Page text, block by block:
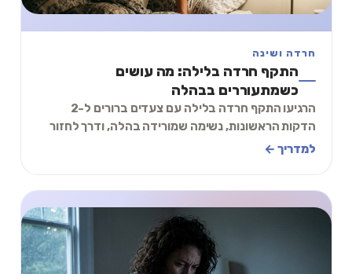
חרדה ושינה
התקף חרדה בלילה: מה עושים
כשמתעוררים בבהלה
הרגיעו התקף חרדה בלילה עם צעדים ברורים ל-2
הדקות הראשונות, נשימה שמורידה בהלה, ודרך לחזור
לשינה בלי להדליק עוד סיבוב של פחד כבר הלילה.
למדריך ←